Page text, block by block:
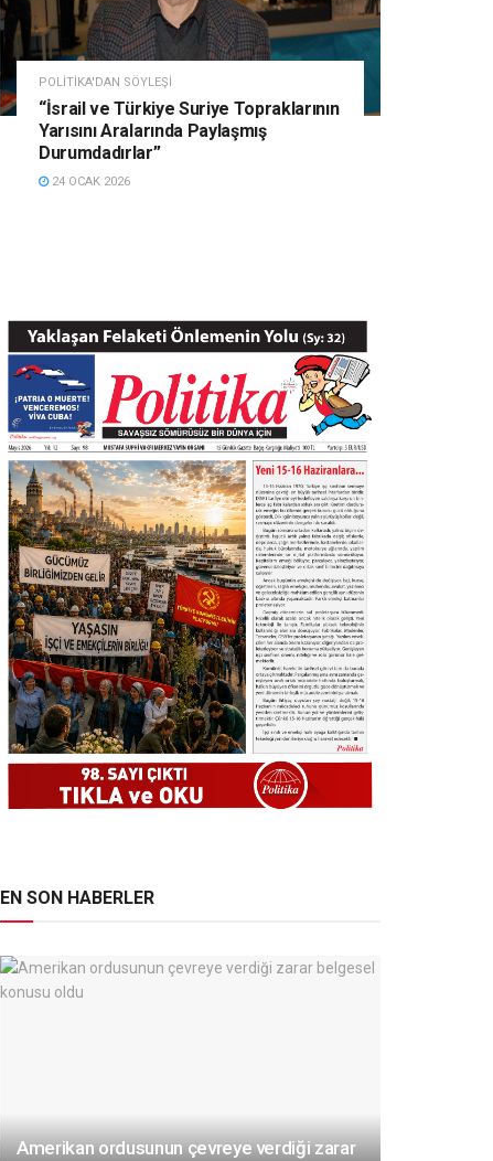
POLITIKA'DAN SÖYLEŞI
“İsrail ve Türkiye Suriye Topraklarının
Yarısını Aralarında Paylaşmış
Durumdadırlar”
24 OCAK 2026
EN SON HABERLER
Amerikan ordusunun çevreye verdiği zarar